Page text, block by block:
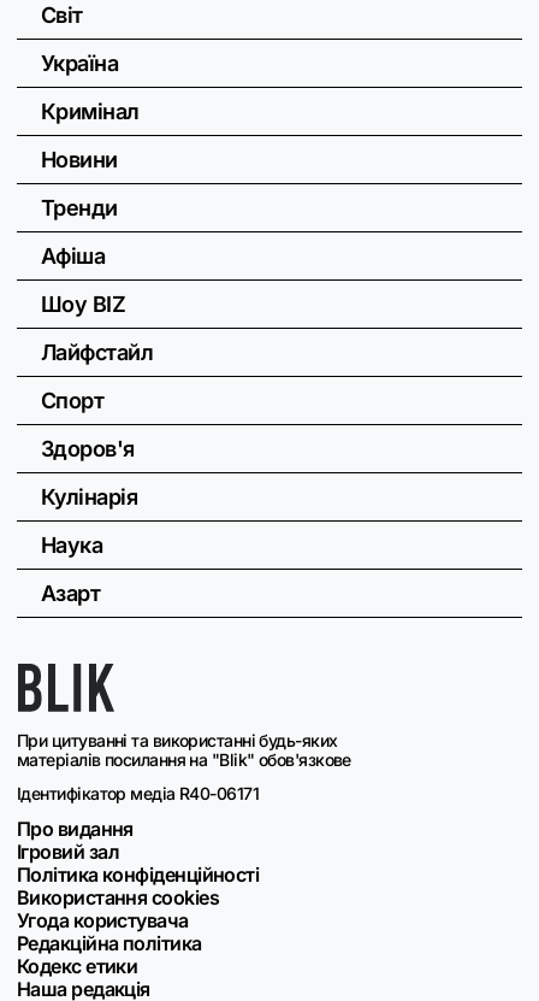
При цитуванні та використанні будь-яких
матеріалів посилання на "Blik" обов'язкове
Ідентифікатор медіа R40-06171
Про видання
Ігровий зал
Політика конфіденційності
Використання cookies
Угода користувача
Редакційна політика
Кодекс етики
Наша редакція
Світ
Україна
Кримінал
Новини
Тренди
Афіша
Шоу BIZ
Лайфстайл
Спорт
Здоров'я
Кулінарія
Наука
Азарт